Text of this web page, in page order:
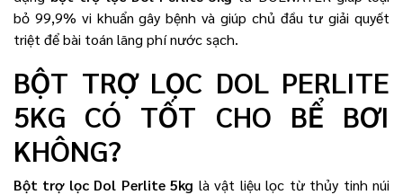
bỏ 99,9% vi khuẩn gây bệnh và giúp chủ đầu tư giải quyết
triệt để bài toán lãng phí nước sạch.
BỘT TRỢ LỌC DOL PERLITE
5KG CÓ TỐT CHO BỂ BƠI
KHÔNG?
Bột trợ lọc Dol Perlite 5kg là vật liệu lọc từ thủy tinh núi